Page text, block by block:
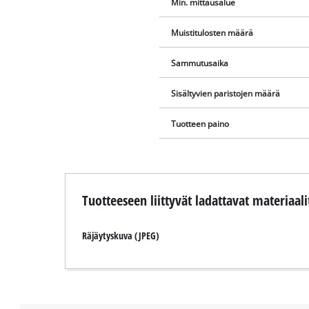
Min. mittausalue
Muistitulosten määrä
Sammutusaika
Sisältyvien paristojen määrä
Tuotteen paino
Tuotteeseen liittyvät ladattavat
Räjäytyskuva (JPEG)